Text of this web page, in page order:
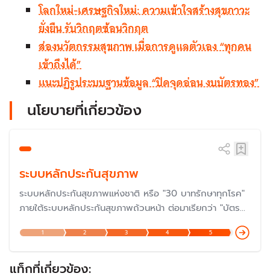
โลกใหม่-เศรษฐกิจใหม่: ความเข้าใจสร้างสุขภาวะ
ยั่งยืน รับวิกฤตซ้อนวิกฤต
ส่องนวัตกรรมสุขภาพ เมื่อการดูแลตัวเอง “ทุกคน
เข้าถึงได้”
แนะปฏิรูประบบฐานข้อมูล “ปิดจุดอ่อน งบบัตรทอง”
นโยบายที่เกี่ยวข้อง
ระบบหลักประกันสุขภาพ
ระบบหลักประกันสุขภาพแห่งชาติ หรือ "30 บาทรักษาทุกโรค"
ภายใต้ระบบหลักประกันสุขภาพถ้วนหน้า ต่อมาเรียกว่า "บัตร
ก้าวสู่ปีที่ 23 ในปี 2568 แต่ปัญหายังต้องแก้ไขกันต่อไป โดย
เฉพาะเรื่องงบประมาณและการบริหารจัดการ แม้ว่าเป็นหนึ่งใน
นโยบายที่ประสบความสำเร็จมากที่สุด
1 2 3 4 5
แท็กที่เกี่ยวข้อง: